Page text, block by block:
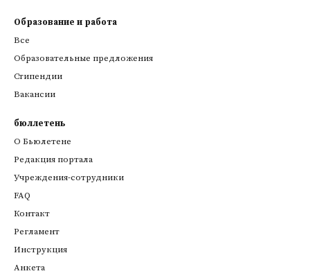
Образование и работа
Все
Образовательные предложения
Стипендии
Вакансии
бюллетень
О Бьюлетене
Редакция портала
Учреждения-сотрудники
FAQ
Контакт
Регламент
Инструкция
Анкета